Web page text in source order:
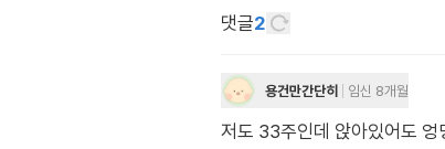
댓글2
용건만간단히 임신 8개월
저도 33주인데 앉아있어도 엉